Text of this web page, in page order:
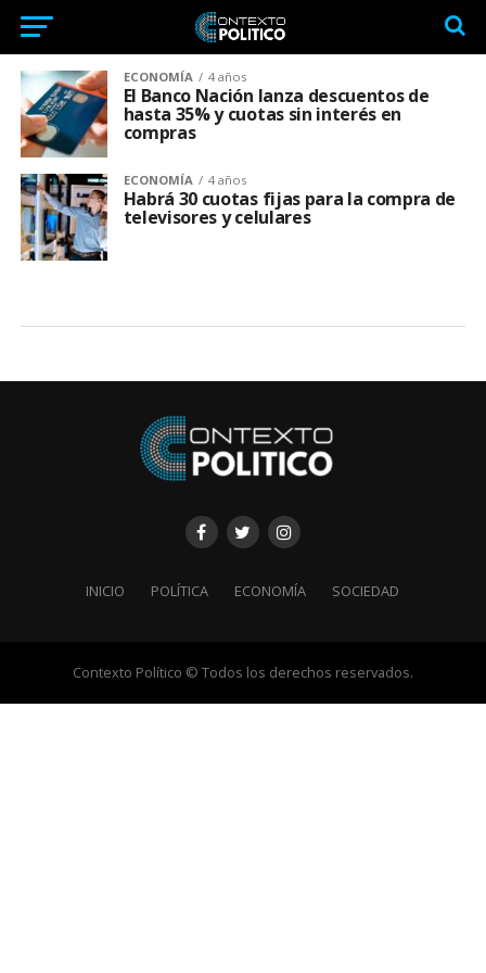
ECONOMÍA 4 años
El Banco Nación lanza descuentos de
hasta 35% y cuotas sin interés en
compras
ECONOMÍA 4 años
Habrá 30 cuotas fijas para la compra de
televisores y celulares
INICIO POLÍTICA ECONOMÍA SOCIEDAD
Contexto Político © Todos los derechos reservados.